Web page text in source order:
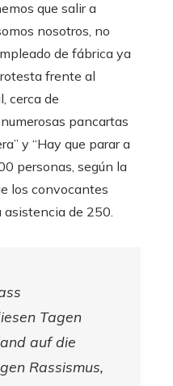
que salir a
nosotros, no
de fábrica ya
frente al
cerca de
pancartas
y “Hay que parar a
personas, según la
los convocantes
de 250.
Tagen
auf die
Rassismus,